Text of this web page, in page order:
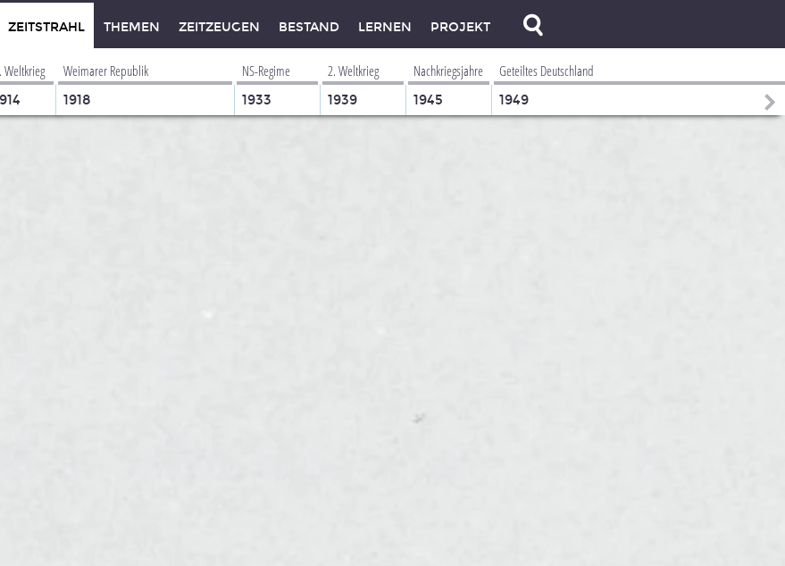
ZEITSTRAHL THEMEN ZEITZEUGEN BESTAND LERNEN PROJEKT
Weltkrieg Weimarer Republik
1918
NS-Regime
1933
2. Weltkrieg
1939
Nachkriegsjahre
1945
Geteiltes Deutschland
1949